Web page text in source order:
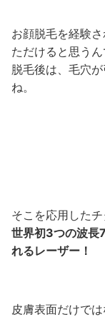
お顔脱毛を経験
ただけると思うん
脱毛後は、毛穴
ね。
そこを応用した
世界初3つの波長
れるレーザー！
皮膚表面だけで